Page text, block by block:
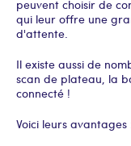
peuvent choisir de
qui leur offre une
d'attente.
Il existe aussi de
scan de plateau, la
connecté !
Voici leurs avantages